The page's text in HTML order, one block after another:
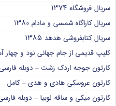
سریال فروشگاه ۱۳۷۴
سریال کاراگاه شمسی و مادام ۱۳۸۰
سریال کتابفروشی هدهد ۱۳۸۵
کلیپ قدیمی از جام جهانی نود و چهار
کارتون جوجه اردک زشت – دوبله
کارتون عروسکی هادی و هدی – کامل
کارتون میکی و ساقه لوبیا – دوبله